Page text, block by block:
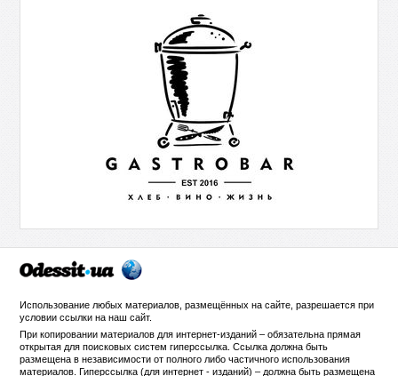
Использование любых материалов, размещённых на сайте, разрешается при
условии ссылки нанаш сайт.
При копировании материалов для интернет-изданий – обязательна прямая
открытая для поисковых систем гиперссылка. Ссылка должна быть
размещена в независимости от полного либо частичного использования
материалов. Гиперссылка (для интернет - изданий) – должна быть размещена